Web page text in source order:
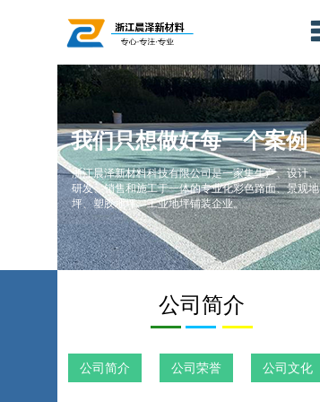
我们只想做好每一个案例
浙江晨泽新材料科技有限公司是一家集生产、设计、
研发、销售和施工于一体的专业化彩色路面、景观地
坪、塑胶地坪、工业地坪铺装企业。
公司简介
公司简介 公司荣誉 公司文化